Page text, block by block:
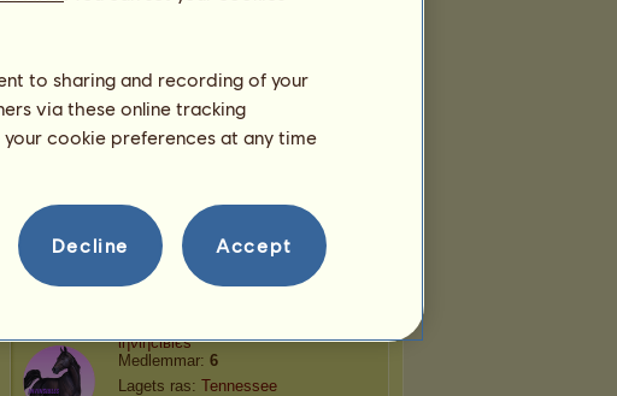
Sassy Shetti
Medlemmar:10
Lagets ras:
Medlemmar:6
Lagets ras:
Fransk travare
Ɲovilheiro
Medlemmar:9
ιηνιηcιвƖєѕ
Medlemmar: 6
Lagets ras: Tennessee
to sharing and recording of your
via these online tracking
your cookie preferences at any time
Decline Accept